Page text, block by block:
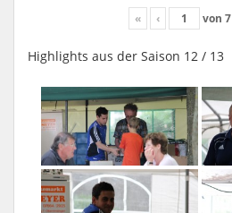
« ‹ von 7
Highlights aus der Saison 12 / 13